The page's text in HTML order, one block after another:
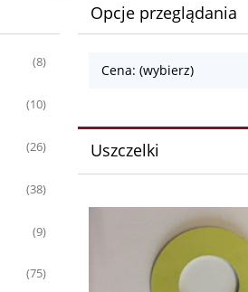
(8)
(10)
(26)
(38)
(9)
(75)
Opcje przeglądania
Cena: (wybierz)
Uszczelki